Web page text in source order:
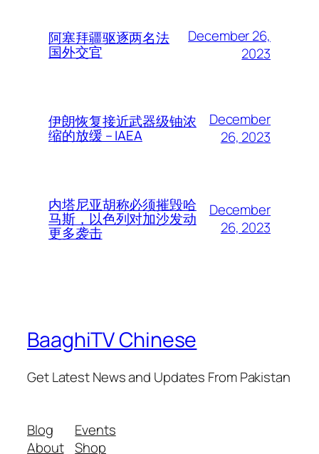
阿塞拜疆驱逐两名法
国外交官
December 26,
2023
伊朗恢复接近武器级铀浓
缩的放缓 – IAEA
December
26, 2023
内塔尼亚胡称必须摧毁哈
马斯，以色列对加沙发动
更多袭击
December
26, 2023
BaaghiTV Chinese
Get Latest News and Updates From Pakistan
Blog
About
Events
Shop